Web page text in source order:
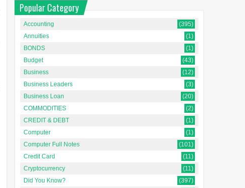
Popular Category
Accounting
(395)
Annuities
(1)
BONDS
(1)
Budget
(43)
Business
(12)
Business Leaders
(3)
Business Loan
(20)
COMMODITIES
(2)
CREDIT & DEBT
(1)
Computer
(1)
Computer Full Notes
(101)
Credit Card
(11)
Cryptocurrency
(11)
Did You Know?
(397)